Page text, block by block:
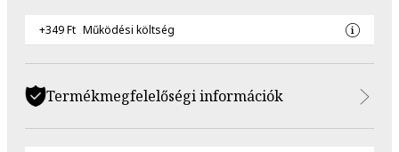
+349 Ft Működési költség
Termékmegfelelőségi információk